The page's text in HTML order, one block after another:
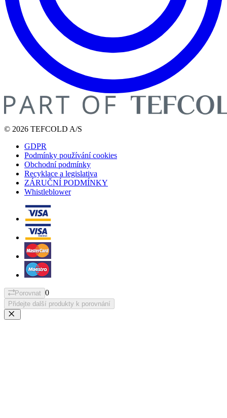
© 2026 TEFCOLD A/S
GDPR
Podmínky používání cookies
Obchodní podmínky
Recyklace a legislativa
ZÁRUČNÍ PODMÍNKY
Whistleblower
Porovnat 0
Přidejte další produkty k porovnání